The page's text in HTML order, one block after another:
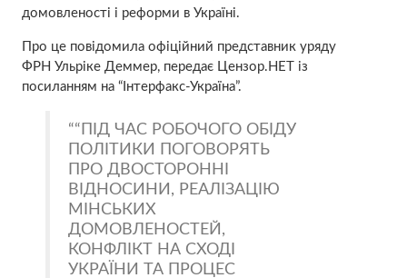
домовленості і реформи в Україні.
Про це повідомила офіційний представник уряду
ФРН Ульріке Деммер, передає Цензор.НЕТ із
посиланням на “Інтерфакс-Україна”.
“ПІД ЧАС РОБОЧОГО ОБІДУ
ПОЛІТИКИ ПОГОВОРЯТЬ
ПРО ДВОСТОРОННІ
ВІДНОСИНИ, РЕАЛІЗАЦІЮ
МІНСЬКИХ
ДОМОВЛЕНОСТЕЙ,
КОНФЛІКТ НА СХОДІ
УКРАЇНИ ТА ПРОЦЕС